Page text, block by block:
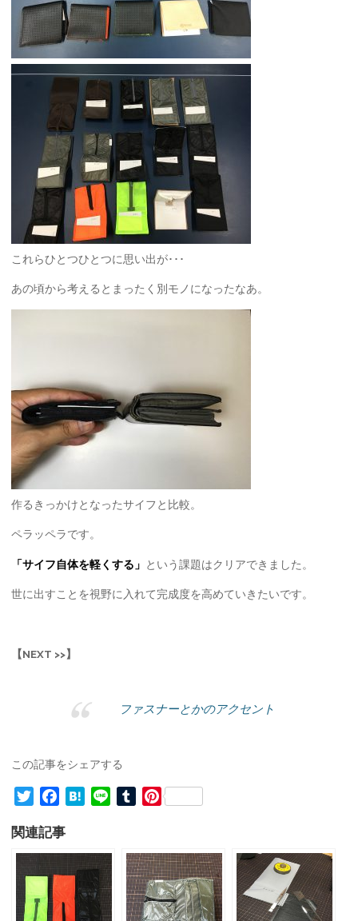
これらひとつひとつに思い出が･･･
あの頃から考えるとまったく別モノになったなあ。
作るきっかけとなったサイフと比較。
ペラッペラです。
「サイフ自体を軽くする」 という課題はクリアできました。
世に出すことを視野に入れて完成度を高めていきたいです。
【NEXT >>】
ファスナーとかのアクセント
この記事をシェアする
i
t
t
e
r
c
e
b
o
o
H
e
n
a
e
b
l
r
P
t
e
r
e
関連記事